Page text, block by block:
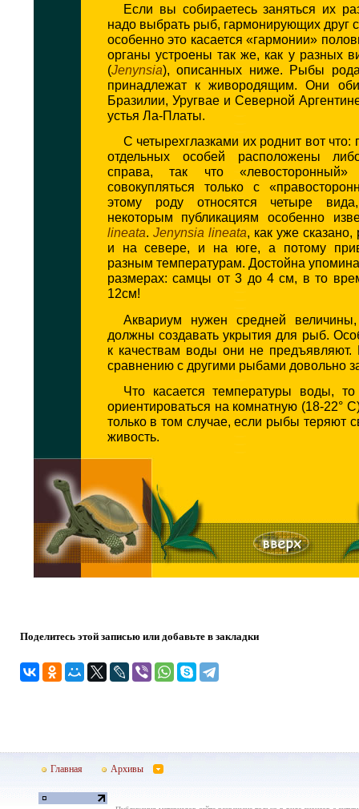
Если вы собираетесь заняться их
надо выбрать рыб, гармонирующих друг
особенно это касается «гармонии»
органы устроены так же, как у разных
(Jenynsia), описанных ниже. Рыбы
принадлежат к живородящим. Они
Бразилии, Уругвае и Северной
устья Ла-Платы.
С четырехглазками их роднит вот
отдельных особей расположены
справа, так что
совокупляться только с
этому роду относятся четыре
некоторым публикациям особенно
lineata. Jenynsia lineata, как уже
и на севере, и на юге, а потому
разным температурам. Достойна
размерах: самцы от 3 до 4 см, в то
12см!
Аквариум нужен средней
должны создавать укрытия для рыб.
к качествам воды они не
сравнению с другими рыбами довольно
Что касается температуры воды,
ориентироваться на комнатную (18-22°
только в том случае, если рыбы теряют
живость.
Поделитесь этой записью или добавьте в закладки
Главная Архивы